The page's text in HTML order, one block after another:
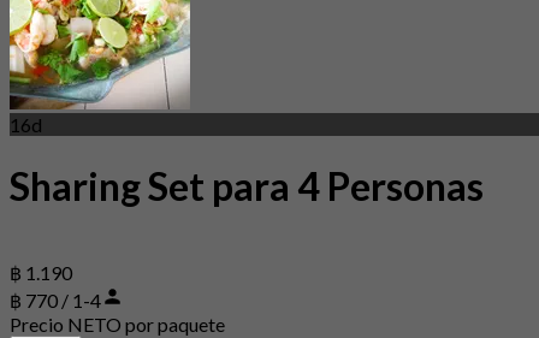
16d
Sharing Set para 4 Personas
฿ 1.190
฿ 770 / 1-4
Precio NETO por paquete